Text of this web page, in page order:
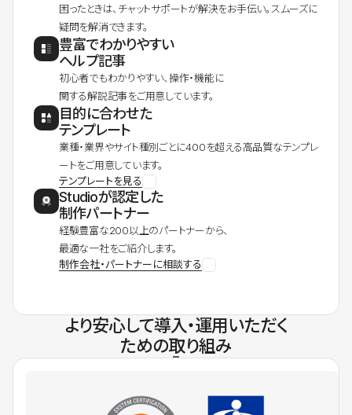
困ったときは、チャットサポートが解決をお手伝い。スムーズに
疑問を解消できます。
豊富でわかりやすい
ヘルプ記事
初心者でもわかりやすい、操作・機能に
関する解説記事をご用意しています。
目的に合わせた
テンプレート
業種・業界やサイト種別ごとに400を超える高品質なテンプレ
ートをご用意しています。
テンプレートを見る
Studioが認定した
制作パートナー
経験豊富な200以上のパートナーから、
最適な一社をご紹介します。
制作会社・パートナーに相談する
より安心して導入・運用いただく
ための取り組み